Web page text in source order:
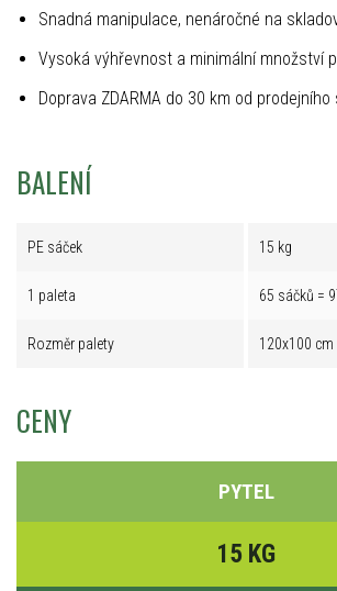
Snadná manipulace, nenáročné na
Vysoká výhřevnost a minimální množství
Doprava ZDARMA do 30 km od prodejního
BALENÍ
PE sáček 15 kg
1 paleta 65 sáčků =
Rozměr palety 120x100 cm
CENY
PYTEL
15 KG